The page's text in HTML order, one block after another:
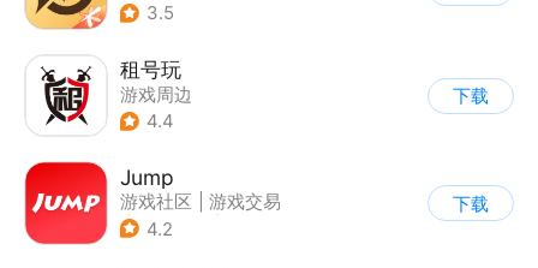
3.5
租号玩
游戏周边
4.4
下载
Jump
游戏社区
游戏交易
| 游戏周边
4.2
下载